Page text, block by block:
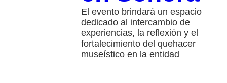
El evento brindará un espacio
dedicado al intercambio de
experiencias, la reflexión y el
fortalecimiento del quehacer
museístico en la entidad